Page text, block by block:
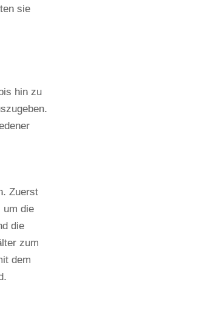
sie
hin zu
Zuerst
um die
die
zum
dem